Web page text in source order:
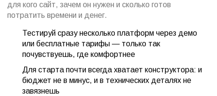
для кого сайт, зачем он нужен и сколько готов
потратить времени и денег.
Тестируй сразу несколько платформ через демо
или бесплатные тарифы — только так
почувствуешь, где комфортнее
Для старта почти всегда хватает конструктора: и
бюджет не в минус, и в технических деталях не
завязнешь